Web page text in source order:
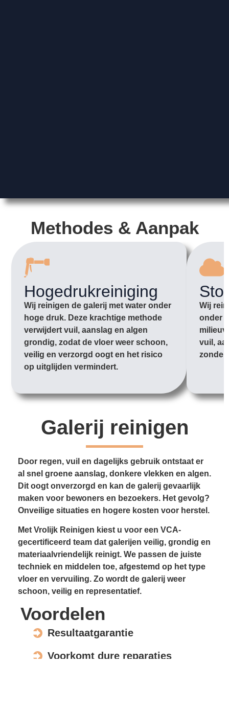
Methodes & Aanpak
Hogedrukreiniging
Wij reinigen de galerij met water onder
hoge druk. Deze krachtige methode
verwijdert vuil, aanslag en algen
grondig, zodat de vloer weer schoon,
veilig en verzorgd oogt en het risico
op uitglijden vermindert.
Wij
onder
vuil,
zonder
Galerij reinigen
Door regen, vuil en dagelijks gebruik ontstaat er
al snel groene aanslag, donkere vlekken en algen.
Dit oogt onverzorgd en kan de galerij gevaarlijk
maken voor bewoners en bezoekers. Het gevolg?
Onveilige situaties en hogere kosten voor herstel.
Met Vrolijk Reinigen kiest u voor een VCA-
gecertificeerd team dat galerijen veilig, grondig en
materiaalvriendelijk reinigt. We passen de juiste
techniek en middelen toe, afgestemd op het type
vloer en vervuiling. Zo wordt de galerij weer
schoon, veilig en representatief.
Voordelen
Resultaatgarantie
Voorkomt dure reparaties